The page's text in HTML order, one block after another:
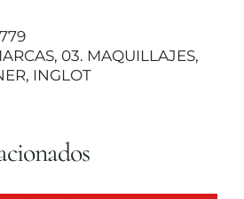
CUIDADO CAPILAR
, 03. MAQUILLAJES,
, INGLOT